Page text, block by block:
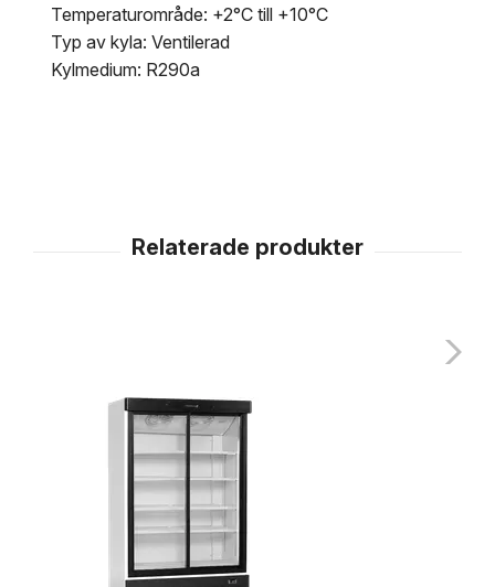
Temperaturområde: +2°C till +10°C
Typ av kyla: Ventilerad
Kylmedium: R290a